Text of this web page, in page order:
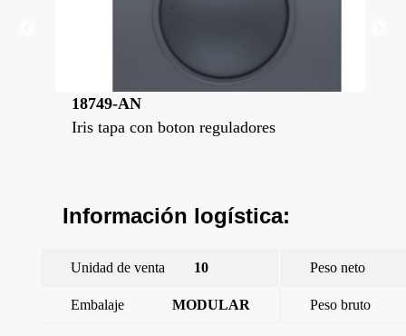
18749-AN
Iris tapa con boton reguladores
Información logística:
Unidad de venta 10 Peso neto
Embalaje MODULAR Peso bruto